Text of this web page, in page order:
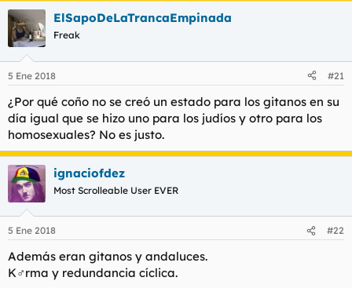
c
c
i
e
:
ElSapoDeLaTrancaEmpinada
Freak
5 Ene 2018 #21
¿Por qué coño no se creó un estado para los gitanos en su
día igual que se hizo uno para los judíos y otro para los
homosexuales? No es justo.
ignaciofdez
Most Scrolleable User EVER
5 Ene 2018 #22
Además eran gitanos y andaluces.
K♂rma y redundancia cíclica.